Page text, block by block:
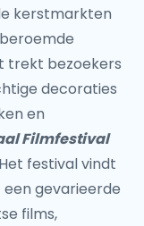
kerstmarkten
trekt bezoekers
decoraties
en
Filmfestival
festival vindt
gevarieerde
films,